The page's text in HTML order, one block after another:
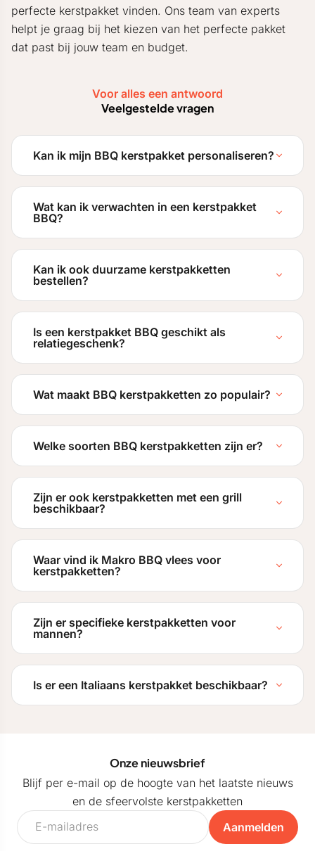
perfecte kerstpakket vinden. Ons team van experts
helpt je graag bij het kiezen van het perfecte pakket
dat past bij jouw team en budget.
Voor alles een antwoord
Veelgestelde vragen
Kan ik mijn BBQ kerstpakket personaliseren?
Wat kan ik verwachten in een kerstpakket
BBQ?
Kan ik ook duurzame kerstpakketten
bestellen?
Is een kerstpakket BBQ geschikt als
relatiegeschenk?
Wat maakt BBQ kerstpakketten zo populair?
Welke soorten BBQ kerstpakketten zijn er?
Zijn er ook kerstpakketten met een grill
beschikbaar?
Waar vind ik Makro BBQ vlees voor
kerstpakketten?
Zijn er specifieke kerstpakketten voor
mannen?
Is er een Italiaans kerstpakket beschikbaar?
Onze nieuwsbrief
Blijf per e-mail op de hoogte van het laatste nieuws
en de sfeervolste kerstpakketten
Aanmelden